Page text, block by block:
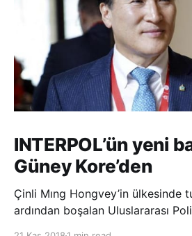
INTERPOL’ün yeni
Güney Kore’den
Çinli Mıng Hongvey’in ülkesinde
ardından boşalan Uluslararası